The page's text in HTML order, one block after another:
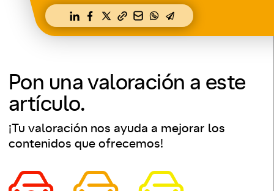
Pon una valoración a este
artículo.
¡Tu valoración nos ayuda a mejorar los
contenidos que ofrecemos!